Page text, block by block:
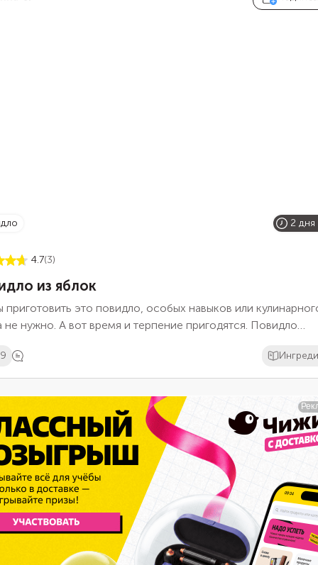
2 дня
4.7(3)
из яблок
приготовить это повидло, особых навыков или
не нужно. А вот время и терпение пригодятся. Повидло
этапами немного проварить. Выбирайте для десерта
белый налив или славянку. При этом спелость роли не